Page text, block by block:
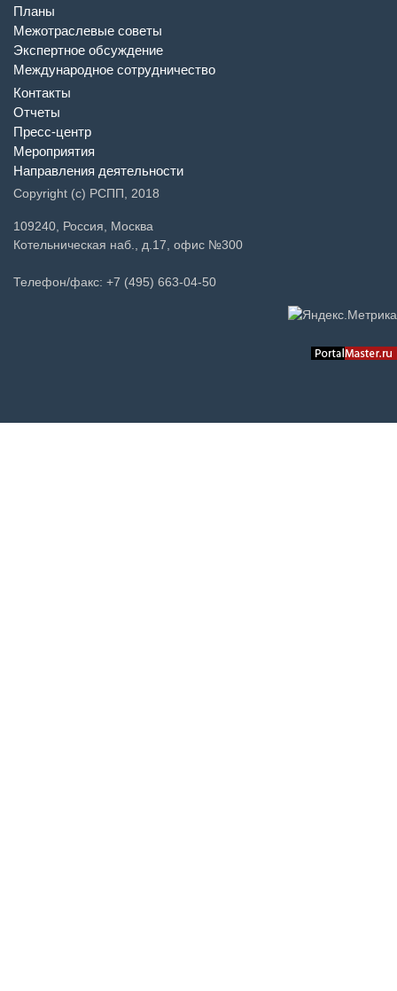
Планы
Межотраслевые советы
Экспертное обсуждение
Международное сотрудничество
Контакты
Отчеты
Пресс-центр
Мероприятия
Направления деятельности
Copyright (c) РСПП, 2018
109240, Россия, Москва
Котельническая наб., д.17, офис №300
Телефон/факс: +7 (495) 663-04-50